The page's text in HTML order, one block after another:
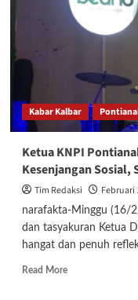
Tekankan
Ketahanan
Komoditas
Kabar Kalbar
Ketua KNPI
Kesenjangan Sosial,
Tim Redaksi Februari
narafakta-Minggu (16/
dan tasyakuran Ketua
hangat dan penuh
Read MoreRead